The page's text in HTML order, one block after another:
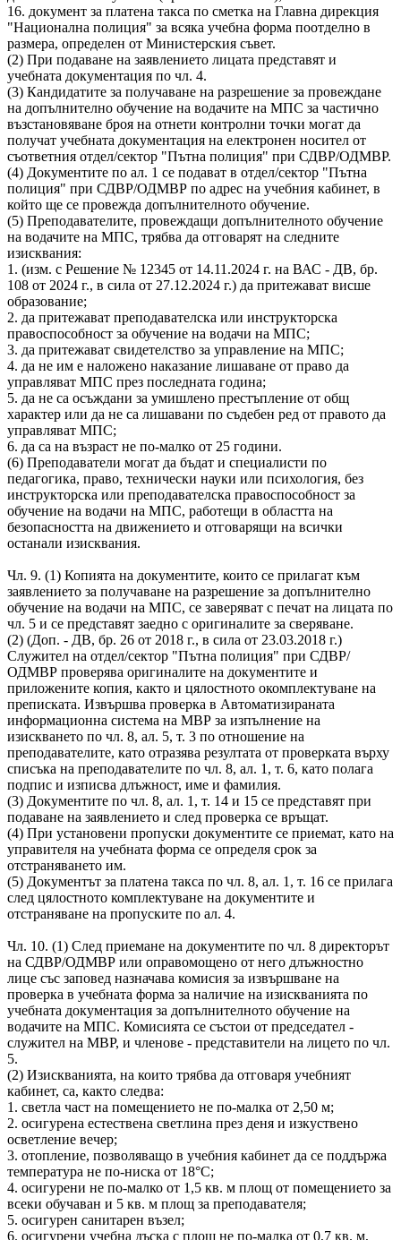
16. документ за платена такса по сметка на Главна дирекция
"Национална полиция" за всяка учебна форма поотделно в
размера, определен от Министерския съвет.
(2) При подаване на заявлението лицата представят и
учебната документация по чл. 4.
(3) Кандидатите за получаване на разрешение за провеждане
на допълнително обучение на водачите на МПС за частично
възстановяване броя на отнети контролни точки могат да
получат учебната документация на електронен носител от
съответния отдел/сектор "Пътна полиция" при СДВР/ОДМВР.
(4) Документите по ал. 1 се подават в отдел/сектор "Пътна
полиция" при СДВР/ОДМВР по адрес на учебния кабинет, в
който ще се провежда допълнителното обучение.
(5) Преподавателите, провеждащи допълнителното обучение
на водачите на МПС, трябва да отговарят на следните
изисквания:
1. (изм. с Решение № 12345 от 14.11.2024 г. на ВАС - ДВ, бр.
108 от 2024 г., в сила от 27.12.2024 г.) да притежават висше
образование;
2. да притежават преподавателска или инструкторска
правоспособност за обучение на водачи на МПС;
3. да притежават свидетелство за управление на МПС;
4. да не им е наложено наказание лишаване от право да
управляват МПС през последната година;
5. да не са осъждани за умишлено престъпление от общ
характер или да не са лишавани по съдебен ред от правото да
управляват МПС;
6. да са на възраст не по-малко от 25 години.
(6) Преподаватели могат да бъдат и специалисти по
педагогика, право, технически науки или психология, без
инструкторска или преподавателска правоспособност за
обучение на водачи на МПС, работещи в областта на
безопасността на движението и отговарящи на всички
останали изисквания.
Чл. 9. (1) Копията на документите, които се прилагат към
заявлението за получаване на разрешение за допълнително
обучение на водачи на МПС, се заверяват с печат на лицата по
чл. 5 и се представят заедно с оригиналите за сверяване.
(2) (Доп. - ДВ, бр. 26 от 2018 г., в сила от 23.03.2018 г.)
Служител на отдел/сектор "Пътна полиция" при СДВР/
ОДМВР проверява оригиналите на документите и
приложените копия, както и цялостното окомплектуване на
преписката. Извършва проверка в Автоматизираната
информационна система на МВР за изпълнение на
изискването по чл. 8, ал. 5, т. 3 по отношение на
преподавателите, като отразява резултата от проверката върху
списъка на преподавателите по чл. 8, ал. 1, т. 6, като полага
подпис и изписва длъжност, име и фамилия.
(3) Документите по чл. 8, ал. 1, т. 14 и 15 се представят при
подаване на заявлението и след проверка се връщат.
(4) При установени пропуски документите се приемат, като на
управителя на учебната форма се определя срок за
отстраняването им.
(5) Документът за платена такса по чл. 8, ал. 1, т. 16 се прилага
след цялостното комплектуване на документите и
отстраняване на пропуските по ал. 4.
Чл. 10. (1) След приемане на документите по чл. 8 директорът
на СДВР/ОДМВР или оправомощено от него длъжностно
лице със заповед назначава комисия за извършване на
проверка в учебната форма за наличие на изискванията по
учебната документация за допълнителното обучение на
водачите на МПС. Комисията се състои от председател -
служител на МВР, и членове - представители на лицето по чл.
5.
(2) Изискванията, на които трябва да отговаря учебният
кабинет, са, както следва:
1. светла част на помещението не по-малка от 2,50 м;
2. осигурена естествена светлина през деня и изкуствено
осветление вечер;
3. отопление, позволяващо в учебния кабинет да се поддържа
температура не по-ниска от 18°С;
4. осигурени не по-малко от 1,5 кв. м площ от помещението за
всеки обучаван и 5 кв. м площ за преподавателя;
5. осигурен санитарен възел;
6. осигурени учебна дъска с площ не по-малка от 0,7 кв. м,